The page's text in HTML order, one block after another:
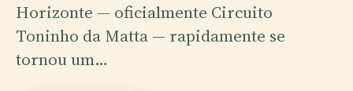
Horizonte — oficialmente Circuito
Toninho da Matta — rapidamente se
tornou um…